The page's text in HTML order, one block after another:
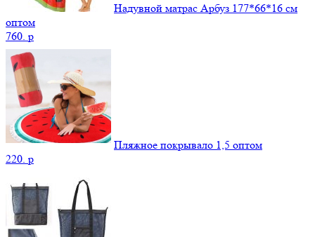
Надувной матрас Арбуз 177*66*16 см
оптом
760. p
Пляжное покрывало 1,5 оптом
220. p